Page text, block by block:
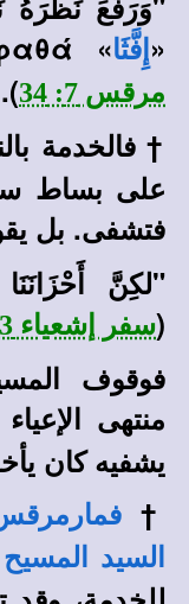
« إِفَّثَا» Ἐφφαθά. أَيِ انْفَتِحْ
مرقس 7: 34
).
†فالخدمة
على بساط
فتشفى. بل
"لكِنَّ
(سفر إشعياء 53: 4
فوقوف
منتهى الإعياء
يشفيه كان
†
السيد المسيح